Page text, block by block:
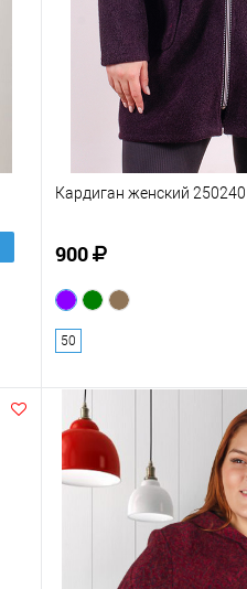
Кардиган женский 250240
900
50